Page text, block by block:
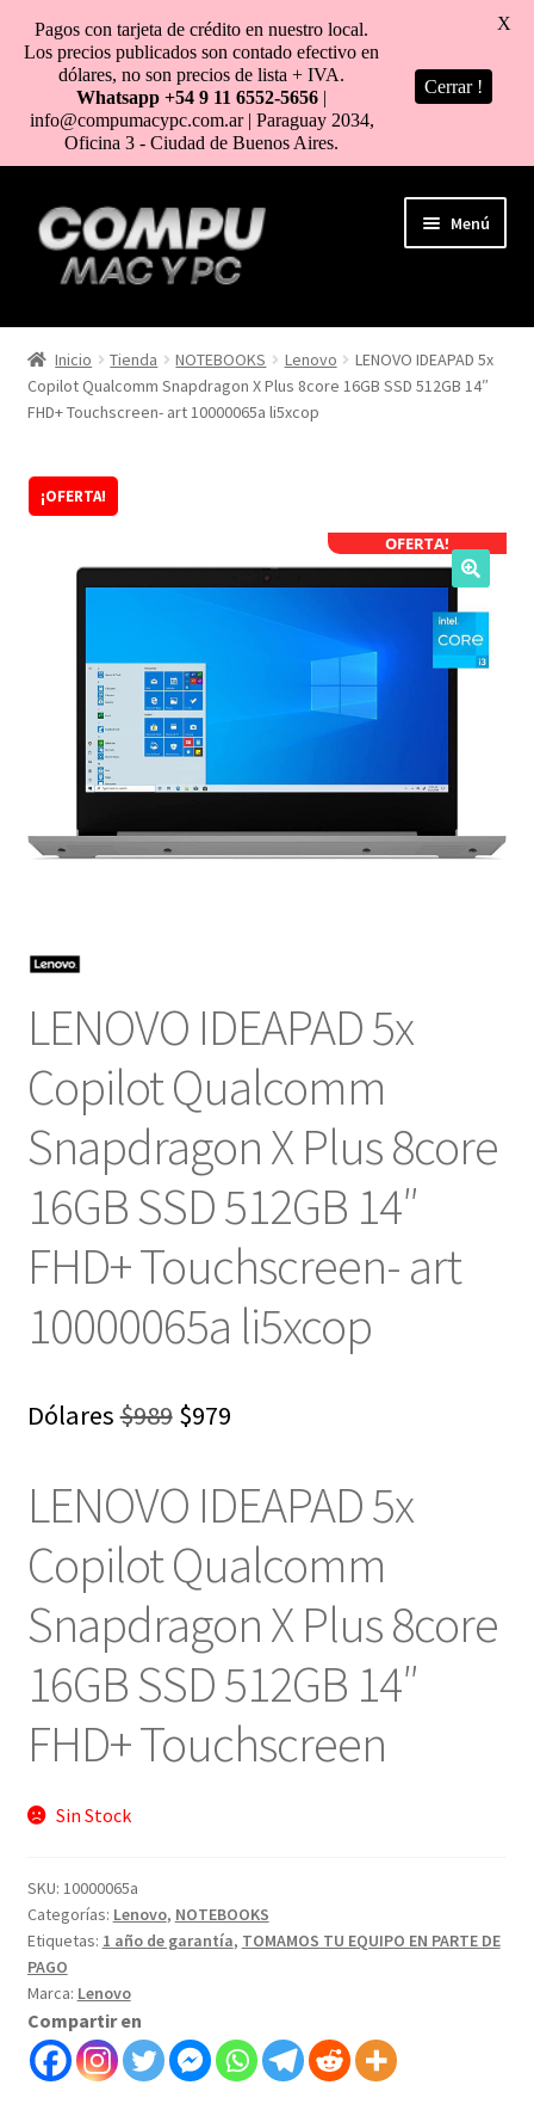
al
contenido
Menú
HOME
TIENDA
MI CUENTA
NOSOTROS
CONTACTO
Inicio Tienda NOTEBOOKS Lenovo
LENOVO IDEAPAD 5x
Copilot Qualcomm Snapdragon X Plus 8core 16GB SSD 512GB 14″
FHD+ Touchscreen- art 10000065a li5xcop
¡OFERTA!
OFERTA!
LENOVO IDEAPAD 5x
Copilot Qualcomm
Snapdragon X Plus 8core
16GB SSD 512GB 14″
FHD+ Touchscreen- art
10000065a li5xcop
Dólares$989 El
original
era:
$989.
$979El
actual
es:
$979.
LENOVO IDEAPAD 5x
Copilot Qualcomm
Snapdragon X Plus 8core
16GB SSD 512GB 14″
FHD+ Touchscreen
Sin Stock
SKU: 10000065a
Categorías: Lenovo, NOTEBOOKS
Etiquetas: 1 año de garantía, TOMAMOS TU EQUIPO EN PARTE DE
PAGO
Marca: Lenovo
Compartir en
Pagos con tarjeta de crédito en nuestro local.
Los precios publicados son contado efectivo en
dólares, no son precios de lista + IVA.
Whatsapp +54 9 11 6552-5656 |
info@compumacypc.com.ar | Paraguay 2034,
Oficina 3 - Ciudad de Buenos Aires.
Cerrar !
X